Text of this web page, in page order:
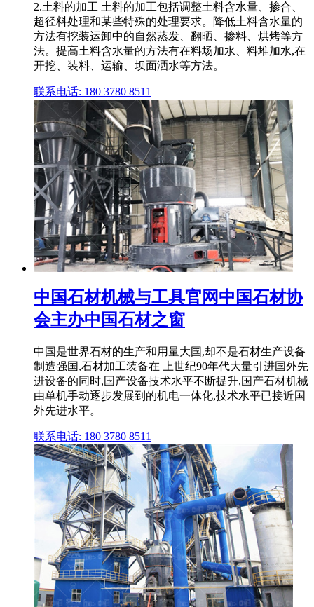
2.土料的加工 土料的加工包括调整土料含水量、掺合、
超径料处理和某些特殊的处理要求。降低土料含水量的
方法有挖装运卸中的自然蒸发、翻晒、掺料、烘烤等方
法。提高土料含水量的方法有在料场加水、料堆加水,在
开挖、装料、运输、坝面洒水等方法。
联系电话: 180 3780 8511
中国石材机械与工具官网中国石材协
会主办中国石材之窗
中国是世界石材的生产和用量大国,却不是石材生产设备
制造强国,石材加工装备在 上世纪90年代大量引进国外先
进设备的同时,国产设备技术水平不断提升,国产石材机械
由单机手动逐步发展到的机电一体化,技术水平已接近国
外先进水平。
联系电话: 180 3780 8511